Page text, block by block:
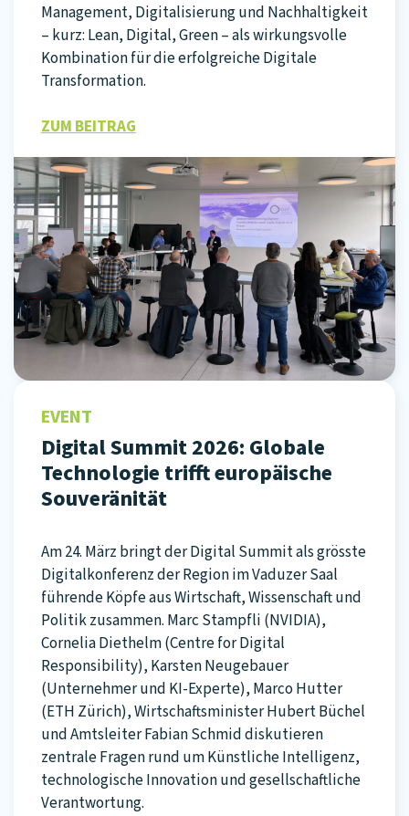
Management, Digitalisierung und Nachhaltigkeit
– kurz: Lean, Digital, Green – als wirkungsvolle
Kombination für die erfolgreiche Digitale
Transformation.
ZUM BEITRAG
EVENT
Digital Summit 2026: Globale
Technologie trifft europäische
Souveränität
Am 24. März bringt der Digital Summit als grösste
Digitalkonferenz der Region im Vaduzer Saal
führende Köpfe aus Wirtschaft, Wissenschaft und
Politik zusammen. Marc Stampfli (NVIDIA),
Cornelia Diethelm (Centre for Digital
Responsibility), Karsten Neugebauer
(Unternehmer und KI-Experte), Marco Hutter
(ETH Zürich), Wirtschaftsminister Hubert Büchel
und Amtsleiter Fabian Schmid diskutieren
zentrale Fragen rund um Künstliche Intelligenz,
technologische Innovation und gesellschaftliche
Verantwortung.